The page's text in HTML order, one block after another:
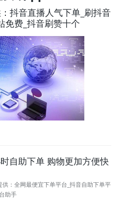
抖音直播人气下单_刷抖音
免费_抖音刷赞十个
自助下单 购物更加方便快
：全网最便宜下单平台_抖音自助下单平
助手